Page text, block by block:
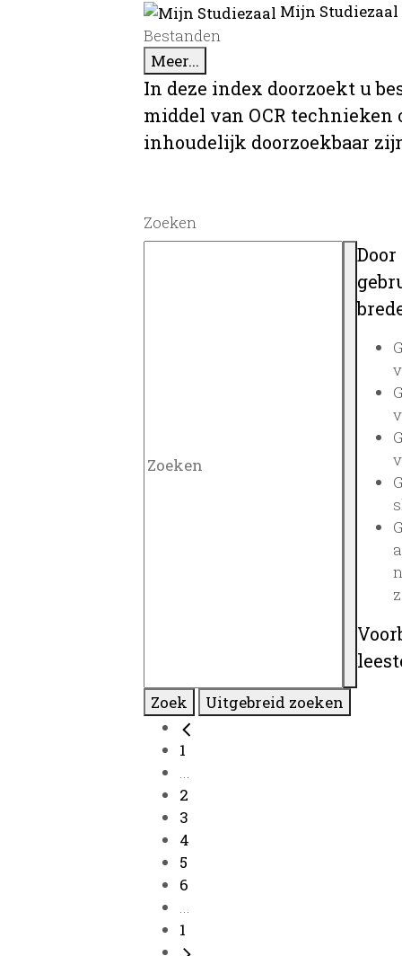
Mijn
Bestanden
Meer...
In deze index doorzoekt u
middel van OCR
inhoudelijk doorzoekbaar
Zoeken
Zoek Uitgebreid zoeken
1
...
2
3
4
5
6
...
1